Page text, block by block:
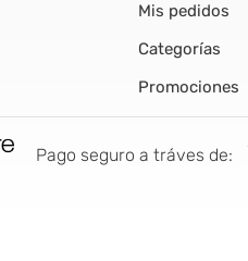
Mis pedidos
Categorías
Promociones
Pago seguro a tráves de: